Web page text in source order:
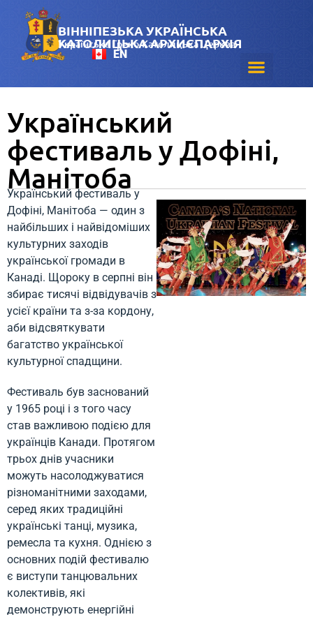
EN
ВІННІПЕЗЬКА УКРАЇНСЬКА
КАТОЛИЦЬКА АРХИЄПАРХІЯ
Українська Греко-Католицька Церква
Український
фестиваль у Дофіні,
Манітоба
Український фестиваль у
Дофіні, Манітоба — один з
найбільших і найвідоміших
культурних заходів
української громади в
Канаді. Щороку в серпні він
збирає тисячі відвідувачів з
усієї країни та з-за кордону,
аби відсвяткувати
багатство української
культурної спадщини.
Фестиваль був заснований
у 1965 році і з того часу
став важливою подією для
українців Канади. Протягом
трьох днів учасники
можуть насолоджуватися
різноманітними заходами,
серед яких традиційні
українські танці, музика,
ремесла та кухня. Однією з
основних подій фестивалю
є виступи танцювальних
колективів, які
демонструють енергійні